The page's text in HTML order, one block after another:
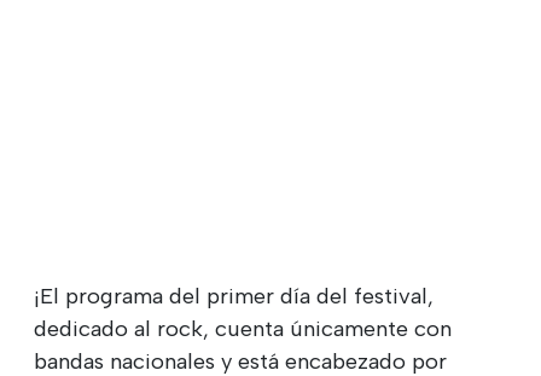
¡El programa del primer día del festival,
dedicado al rock, cuenta únicamente con
bandas nacionales y está encabezado por